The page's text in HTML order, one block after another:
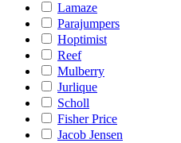
Lamaze
Parajumpers
Hoptimist
Reef
Mulberry
Jurlique
Scholl
Fisher Price
Jacob Jensen